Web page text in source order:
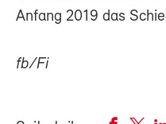
Anfang 2019 das
fb/Fi